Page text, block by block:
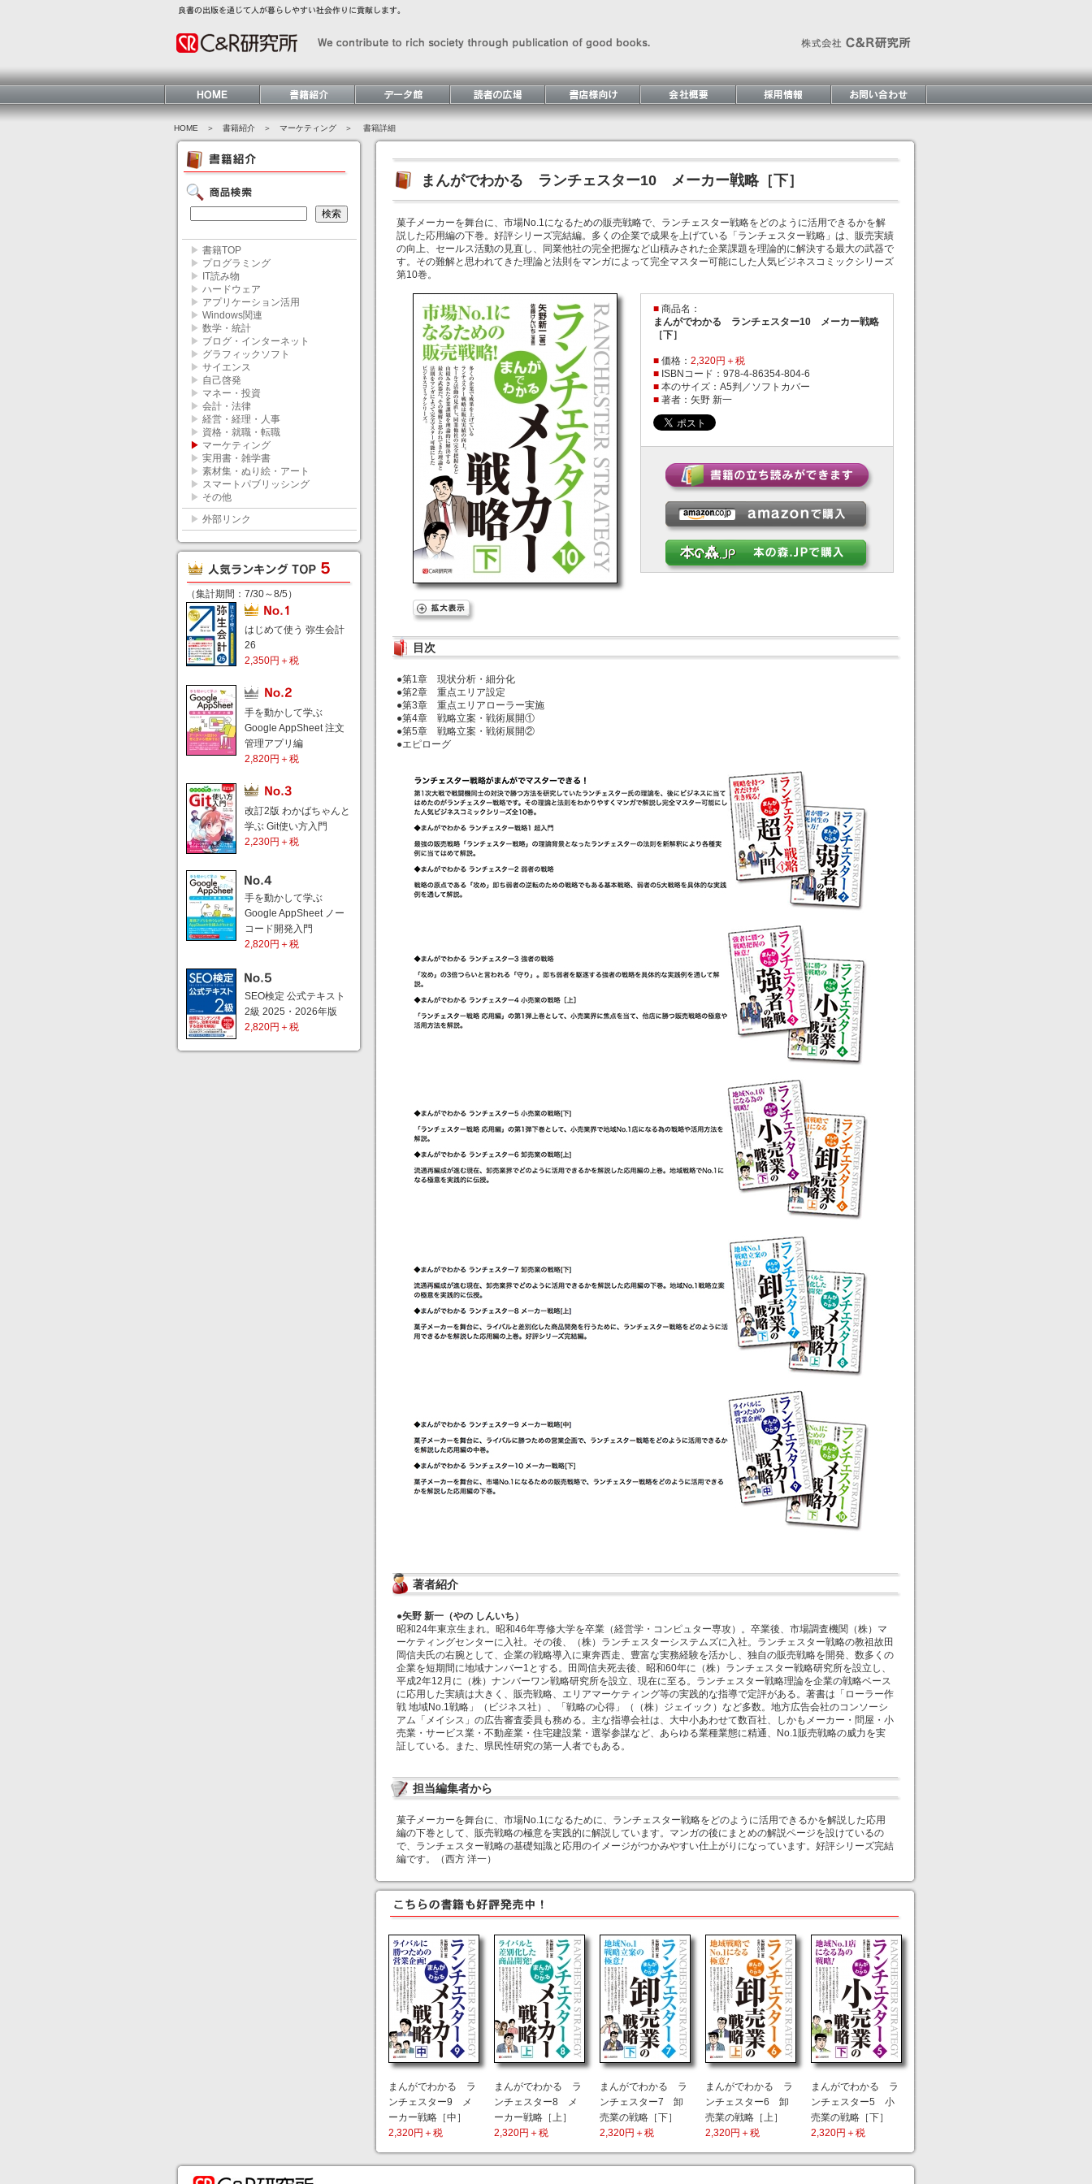
HOME ＞ 書籍紹介 ＞ マーケティング＞ 書籍詳細
▶ 書籍TOP
▶ プログラミング
▶
IT読み物
▶ ハードウェア
▶ アプリケーション活用
▶ Windows関連
▶ 数学・統計
▶ ブログ・インターネット
▶ グラフィックソフト
▶ サイエンス
▶ 自己啓発
▶ マネー・投資
▶ 会計・法律
▶ 経営・経理・人事
▶ 資格・就職・転職
▶ マーケティング
▶ 実用書・雑学書
▶ 素材集・ぬり絵・アート
▶ スマートパブリッシング
▶ その他
▶ 外部リンク
（集計期間：7/30～8/5）
はじめて使う 弥生会計
26
2,350円＋税
手を動かして学ぶ
Google AppSheet 注文
管理アプリ編
2,820円＋税
改訂2版 わかばちゃんと
学ぶ Git使い方入門
2,230円＋税
手を動かして学ぶ
Google AppSheet ノー
コード開発入門
2,820円＋税
SEO検定 公式テキスト
2級 2025・2026年版
2,820円＋税
まんがでわかる ランチェスター10 メーカー戦略［下］
菓子メーカーを舞台に、市場No.1になるための販売戦略で、ランチェスター戦略をどのように活用できるかを解
説した応用編の下巻。好評シリーズ完結編。多くの企業で成果を上げている「ランチェスター戦略」は、販売実績
の向上、セールス活動の見直し、同業他社の完全把握など山積みされた企業課題を理論的に解決する最大の武器で
す。その難解と思われてきた理論と法則をマンガによって完全マスター可能にした人気ビジネスコミックシリーズ
第10巻。
■商品名：
まんがでわかる ランチェスター10 メーカー戦略
［下］
■価格： 2,320円＋税
■ISBNコード：978-4-86354-804-6
■本のサイズ：A5判／ソフトカバー
■著者：矢野 新一
目次
●第1章 現状分析・細分化
●第2章 重点エリア設定
●第3章 重点エリアローラー実施
●第4章 戦略立案・戦術展開①
●第5章 戦略立案・戦術展開②
●エピローグ
著者紹介
●矢野 新一（やの しんいち）
昭和24年東京生まれ。昭和46年専修大学を卒業（経営学・コンピュター専攻）。卒業後、市場調査機関（株）マ
ーケティングセンターに入社。その後、（株）ランチェスターシステムズに入社。ランチェスター戦略の教祖故田
岡信夫氏の右腕として、企業の戦略導入に東奔西走、豊富な実務経験を活かし、独自の販売戦略を開発、数多くの
企業を短期間に地域ナンバー1とする。田岡信夫死去後、昭和60年に（株）ランチェスター戦略研究所を設立し、
平成2年12月に（株）ナンバーワン戦略研究所を設立、現在に至る。ランチェスター戦略理論を企業の戦略ベース
に応用した実績は大きく、販売戦略、エリアマーケティング等の実践的な指導で定評がある。著書は「ローラー作
戦 地域No.1戦略」（ビジネス社）、「戦略の心得」（（株）ジェイック）など多数。地方広告会社のコンソーシ
アム「メイシス」の広告審査委員も務める。主な指導会社は、大中小あわせて数百社、しかもメーカー・問屋・小
売業・サービス業・不動産業・住宅建設業・選挙参謀など、あらゆる業種業態に精通、No.1販売戦略の威力を実
証している。また、県民性研究の第一人者でもある。
担当編集者から
菓子メーカーを舞台に、市場No.1になるために、ランチェスター戦略をどのように活用できるかを解説した応用
編の下巻として、販売戦略の極意を実践的に解説しています。マンガの後にまとめの解説ページを設けているの
で、ランチェスター戦略の基礎知識と応用のイメージがつかみやすい仕上がりになっています。好評シリーズ完結
編です。（西方 洋一）
まんがでわかる ラ
ンチェスター9 メ
ーカー戦略［中］
2,320円＋税
まんがでわかる ラ
ンチェスター8 メ
ーカー戦略［上］
2,320円＋税
まんがでわかる ラ
ンチェスター7 卸
売業の戦略［下］
2,320円＋税
まんがでわかる ラ
ンチェスター6 卸
売業の戦略［上］
2,320円＋税
まんがでわかる ラ
ンチェスター5 小
売業の戦略［下］
2,320円＋税